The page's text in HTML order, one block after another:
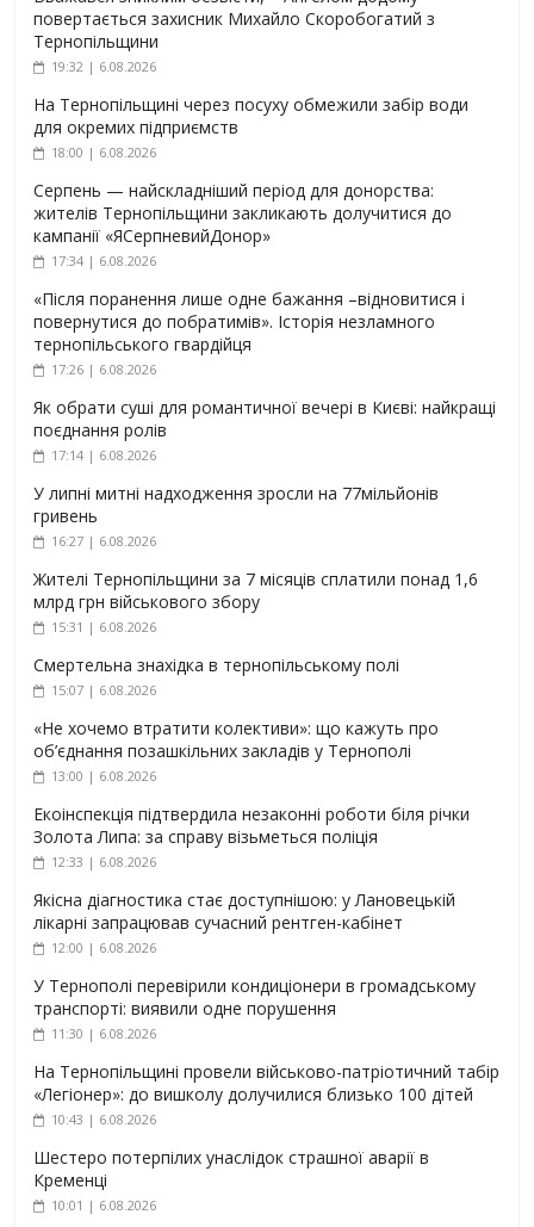
повертається захисник Михайло Скоробогатий з
Тернопільщини
19:32 | 6.08.2026
На Тернопільщині через посуху обмежили забір води
для окремих підприємств
18:00 | 6.08.2026
Серпень — найскладніший період для донорства:
жителів Тернопільщини закликають долучитися до
кампанії «ЯСерпневийДонор»
17:34 | 6.08.2026
«Після поранення лише одне бажання –відновитися і
повернутися до побратимів». Історія незламного
тернопільського гвардійця
17:26 | 6.08.2026
Як обрати суші для романтичної вечері в Києві: найкращі
поєднання ролів
17:14 | 6.08.2026
У липні митні надходження зросли на 77мільйонів
гривень
16:27 | 6.08.2026
Жителі Тернопільщини за 7 місяців сплатили понад 1,6
млрд грн військового збору
15:31 | 6.08.2026
Смертельна знахідка в тернопільському полі
15:07 | 6.08.2026
«Не хочемо втратити колективи»: що кажуть про
об’єднання позашкільних закладів у Тернополі
13:00 | 6.08.2026
Екоінспекція підтвердила незаконні роботи біля річки
Золота Липа: за справу візьметься поліція
12:33 | 6.08.2026
Якісна діагностика стає доступнішою: у Лановецькій
лікарні запрацював сучасний рентген-кабінет
12:00 | 6.08.2026
У Тернополі перевірили кондиціонери в громадському
транспорті: виявили одне порушення
11:30 | 6.08.2026
На Тернопільщині провели військово-патріотичний табір
«Легіонер»: до вишколу долучилися близько 100 дітей
10:43 | 6.08.2026
Шестеро потерпілих унаслідок страшної аварії в
Кременці
10:01 | 6.08.2026